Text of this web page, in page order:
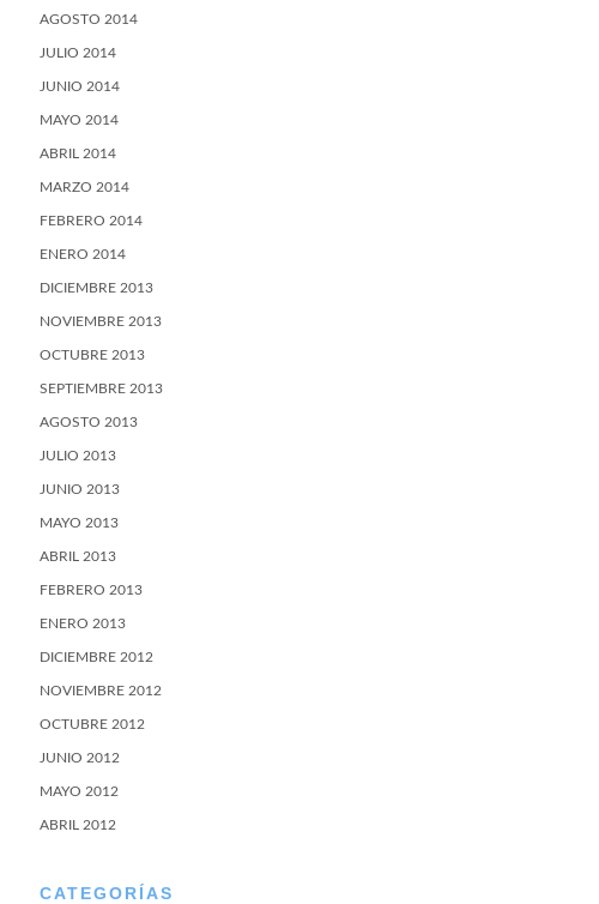
AGOSTO 2014
JULIO 2014
JUNIO 2014
MAYO 2014
ABRIL 2014
MARZO 2014
FEBRERO 2014
ENERO 2014
DICIEMBRE 2013
NOVIEMBRE 2013
OCTUBRE 2013
SEPTIEMBRE 2013
AGOSTO 2013
JULIO 2013
JUNIO 2013
MAYO 2013
ABRIL 2013
FEBRERO 2013
ENERO 2013
DICIEMBRE 2012
NOVIEMBRE 2012
OCTUBRE 2012
JUNIO 2012
MAYO 2012
ABRIL 2012
CATEGORÍAS